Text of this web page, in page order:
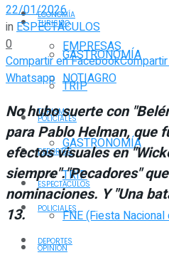
TURISMO
GASTRONOMÍA
TRIP
POLICIALES
DEPORTES
ESPECTÁCULOS
FNE (Fiesta
OPINIÓN
ECONOMÍA
EMPRESAS
NOTIAGRO
TURISMO
GASTRONOMÍA
TRIP
POLICIALES
DEPORTES
22/01/2026
inESPECTÁCULOS
0
Compartir en Facebook
Whatsapp
No hubo suerte con
para Pablo Helman, que
efectos visuales en
siempre"."Pecadores"
nominaciones. Y "Una
13.